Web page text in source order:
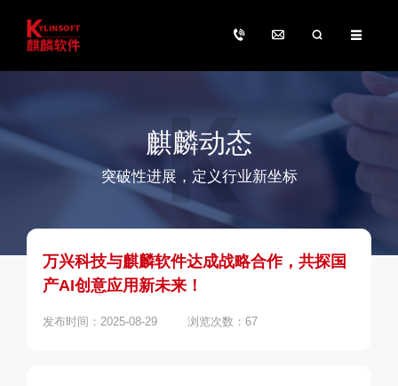
麒麟动态
突破性进展，定义行业新坐标
万兴科技与麒麟软件达成战略合作，共探国
产AI创意应用新未来！
发布时间：2025-08-29 浏览次数：67